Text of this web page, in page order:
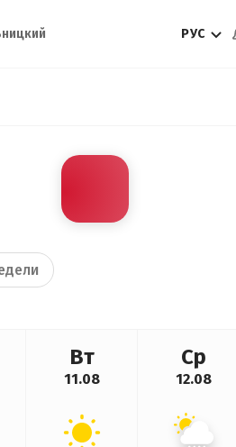
РУС
Вт
11.08
Ср
12.08